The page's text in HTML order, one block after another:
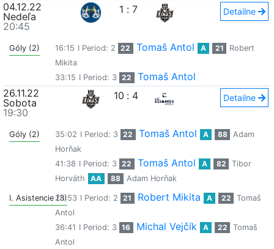
04.12.22
Nedeľa
20:45
1 : 7 Detailne
Góly (2) 16:15 I Period: 2 22 Tomaš Antol A 21
Robert
Mikita
33:15 I Period: 3 22
Tomaš Antol
26.11.22
Sobota
19:30
10 : 4 Detailne
Góly (2) 35:02 I Period: 3 22 Tomaš Antol A 88
Adam
Horňak
41:38 I Period: 3 22 Tomaš Antol A 82
Tibor
Horváth
AA 88 Adam Horňak
I. Asistencie (3)28:53 I Period: 2 21 Robert Mikita A 22
Tomaš
Antol
36:41 I Period: 3 16 Michal Vejčík A 22
Tomaš
Antol